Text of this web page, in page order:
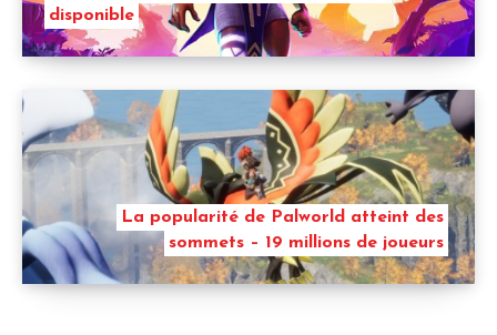
disponible
La popularité de Palworld atteint des
sommets – 19 millions de joueurs